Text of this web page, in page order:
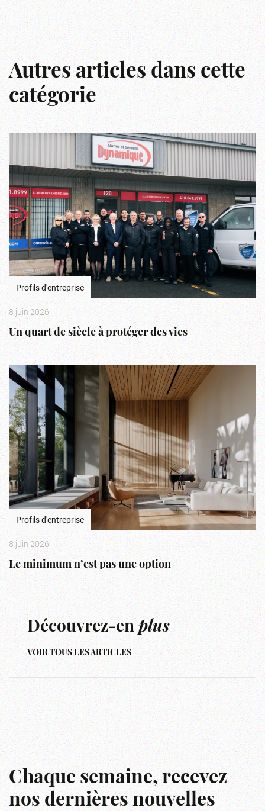
Autres articles dans cette
catégorie
Profils d'entreprise
8 juin 2026
Un quart de siècle à protéger des vies
Profils d'entreprise
8 juin 2026
Le minimum n’est pas une option
Découvrez-enplus
VOIR TOUS LES ARTICLES
Chaque semaine, recevez
nos dernières nouvelles